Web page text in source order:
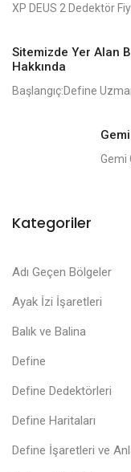
XP DEUS 2 Dedektör
Sitemizde Yer Alan
Hakkında
Başlangıç:Define
Gemi
Kategoriler
Adı Geçen Bölgeler
Ayak İzi İşaretleri
Balık ve Balina
Define
Define Dedektörleri
Define Haritaları
Define İşaretleri ve